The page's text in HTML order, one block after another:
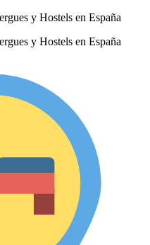
y Hostels en España
y Hostels en España